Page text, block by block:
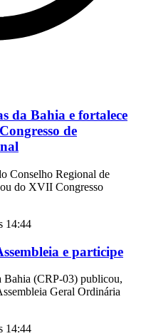
da Bahia e fortalece
de
Conselho Regional de
do XVII Congresso
14:44
e participe
Bahia (CRP-03) publicou,
Geral Ordinária
14:44